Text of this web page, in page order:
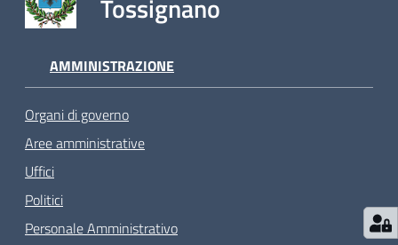
Tossignano
AMMINISTRAZIONE
Organi di governo
Aree amministrative
Uffici
Politici
Personale Amministrativo